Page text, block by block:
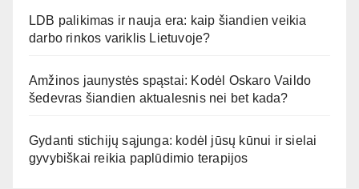
LDB palikimas ir nauja era: kaip šiandien veikia
darbo rinkos variklis Lietuvoje?
Amžinos jaunystės spąstai: Kodėl Oskaro Vaildo
šedevras šiandien aktualesnis nei bet kada?
Gydanti stichijų sąjunga: kodėl jūsų kūnui ir sielai
gyvybiškai reikia paplūdimio terapijos